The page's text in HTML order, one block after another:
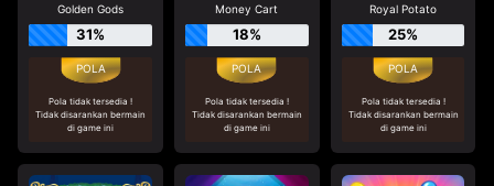
Golden Gods
31%
Pola tidak tersedia !
Tidak disarankan bermain
di game ini
Money Cart
18%
Pola tidak tersedia !
Tidak disarankan bermain
di game ini
Royal Potato
25%
Pola tidak tersedia !
Tidak disarankan bermain
di game ini